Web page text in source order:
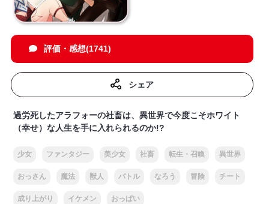
評価・感想(1741)
シェア
過労死したアラフォーの社畜は、異世界で今度こそホワイト
（幸せ）な人生を手に入れられるのか!?
少女 ファンタジー 美少女 社畜 転生・召喚 異世界
おっさん 魔法 獣人 バトル なろう 冒険 チート
成り上がり イケメン おっぱい